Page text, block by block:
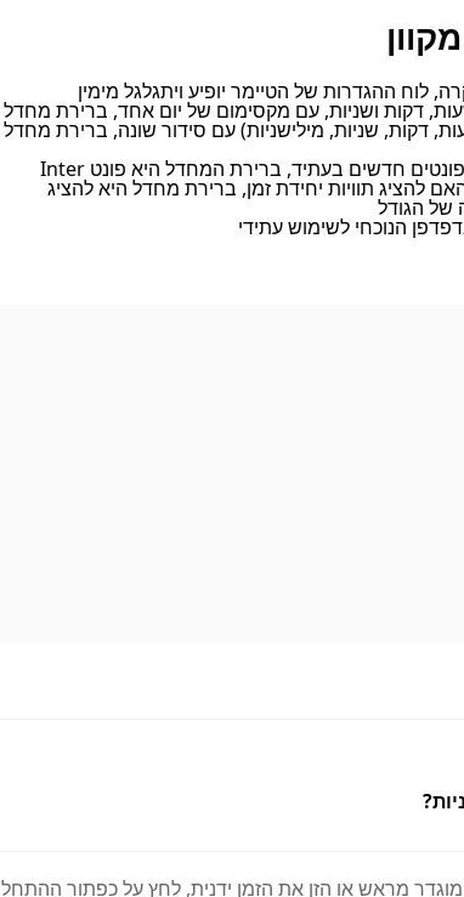
דקות, שניות, מילישניות) עם סידור שונה, ברירת
מראש או הזן את הזמן ידנית, לחץ על כפתור